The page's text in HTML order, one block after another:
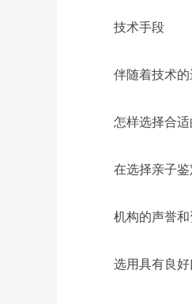
技术手段
伴随着技术的进
怎样选择合适
在选择亲子鉴定
机构的声誉和
选用具有良好口